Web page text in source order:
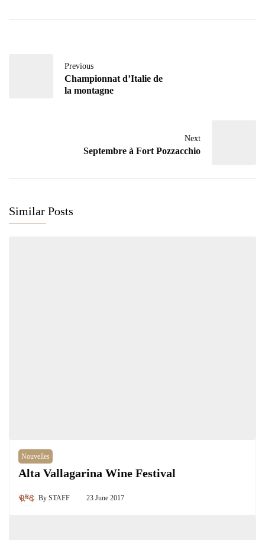
Previous
Championnat d’Italie de
la montagne
Next
Septembre à Fort Pozzacchio
Similar Posts
Nouvelles
Alta Vallagarina Wine Festival
By STAFF 23 June 2017